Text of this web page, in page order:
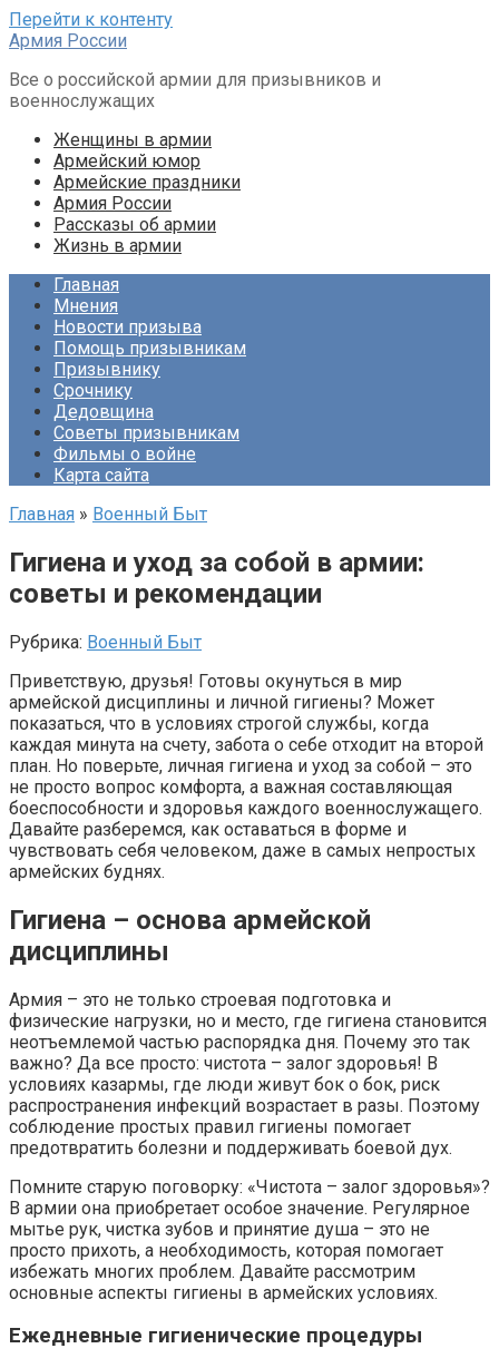
Перейти к контенту
Армия России
Все о российской армии для призывников и
военнослужащих
Женщины в армии
Армейский юмор
Армейские праздники
Армия России
Рассказы об армии
Жизнь в армии
Главная
Мнения
Новости призыва
Помощь призывникам
Призывнику
Срочнику
Дедовщина
Советы призывникам
Фильмы о войне
Карта сайта
Главная » Военный Быт
Гигиена и уход за собой в армии:
советы и рекомендации
Рубрика: Военный Быт
Приветствую, друзья! Готовы окунуться в мир
армейской дисциплины и личной гигиены? Может
показаться, что в условиях строгой службы, когда
каждая минута на счету, забота о себе отходит на второй
план. Но поверьте, личная гигиена и уход за собой – это
не просто вопрос комфорта, а важная составляющая
боеспособности и здоровья каждого военнослужащего.
Давайте разберемся, как оставаться в форме и
чувствовать себя человеком, даже в самых непростых
армейских буднях.
Гигиена – основа армейской
дисциплины
Армия – это не только строевая подготовка и
физические нагрузки, но и место, где гигиена становится
неотъемлемой частью распорядка дня. Почему это так
важно? Да все просто: чистота – залог здоровья! В
условиях казармы, где люди живут бок о бок, риск
распространения инфекций возрастает в разы. Поэтому
соблюдение простых правил гигиены помогает
предотвратить болезни и поддерживать боевой дух.
Помните старую поговорку: «Чистота – залог здоровья»?
В армии она приобретает особое значение. Регулярное
мытье рук, чистка зубов и принятие душа – это не
просто прихоть, а необходимость, которая помогает
избежать многих проблем. Давайте рассмотрим
основные аспекты гигиены в армейских условиях.
Ежедневные гигиенические процедуры